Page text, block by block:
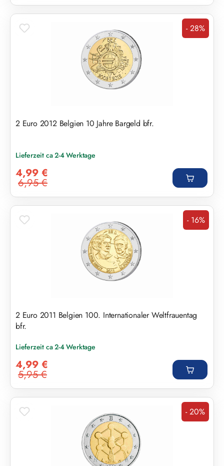
Rabatt
- 28%
2 Euro 2012 Belgien 10 Jahre Bargeld bfr.
Lieferzeit ca 2-4 Werktage
4,99 €
Regulärer Preis:
6,95 €
Rabatt
- 16%
2 Euro 2011 Belgien 100. Internationaler Weltfrauentag
bfr.
Lieferzeit ca 2-4 Werktage
4,99 €
Regulärer Preis:
5,95 €
Rabatt
- 20%